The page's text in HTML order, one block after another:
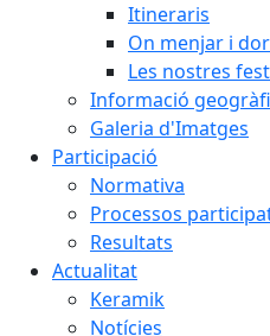
Itineraris
On menjar i
Les nostres
Informació
Galeria d'Imatges
Participació
Normativa
Processos
Resultats
Actualitat
Keramik
Notícies